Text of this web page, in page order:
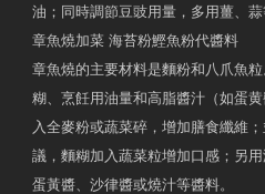
油；同時調節豆豉用量，多用薑、蒜
章魚燒加菜 海苔粉鰹魚粉代醬料
章魚燒的主要材料是麵粉和八爪魚
糊、烹飪用油量和高脂醬汁（如蛋
入全麥粉或蔬菜碎，增加膳食纖維
議，麵糊加入蔬菜粒增加口感；另
蛋黃醬、沙律醬或燒汁等醬料。